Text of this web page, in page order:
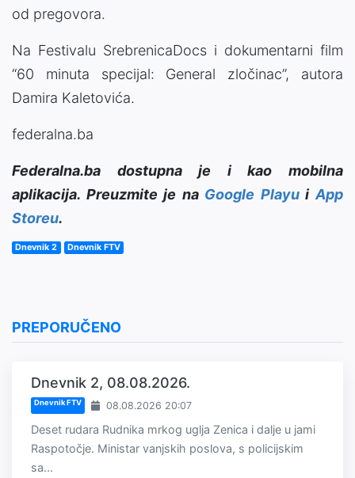
od pregovora.
Na Festivalu SrebrenicaDocs i dokumentarni film
“60 minuta specijal: General zločinac”, autora
Damira Kaletovića.
federalna.ba
Federalna.ba dostupna je i kao mobilna
aplikacija. Preuzmite je na Google PlayuiApp
Storeu.
Dnevnik 2 Dnevnik FTV
PREPORUČENO
Dnevnik 2, 08.08.2026.
Dnevnik FTV 08.08.2026 20:07
Deset rudara Rudnika mrkog uglja Zenica i dalje u jami
Raspotočje. Ministar vanjskih poslova, s policijskim
sa...